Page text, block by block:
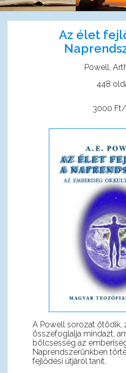
Az élet
Powell,
448
3000
A Powell sorozat ötödik,
összefoglalja mindazt,
bölcsesség az
Naprendszerünkben
fejlődési útjáról tanít.